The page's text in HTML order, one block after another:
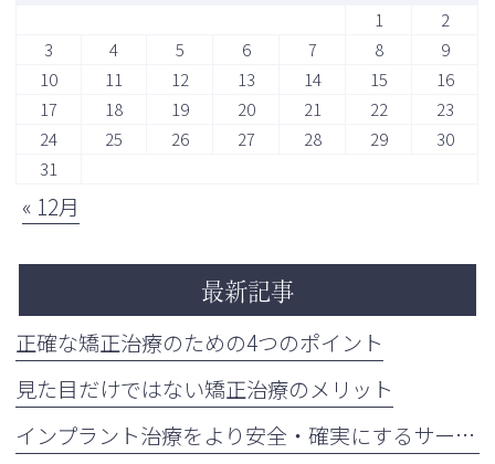
1
2
3
4 5 6 7 8
9
10
11 12 13 14 15
16
17
18 19 20 21 22
23
24
25 26 27 28 29
30
31
« 12月
最新記事
正確な矯正治療のための4つのポイント
見た目だけではない矯正治療のメリット
インプラント治療をより安全・確実にするサージカルガイドの重要性